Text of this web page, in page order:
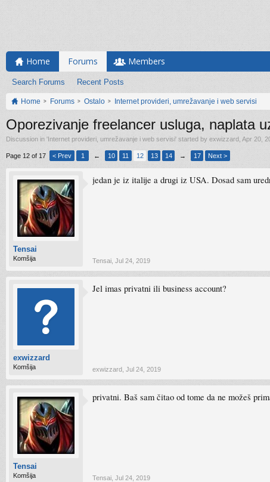
Home Forums
Search Forums Recent Posts
Members
Home Forums Ostalo Internet provideri, umrežavanje i web servisi
Oporezivanje freelancer usluga, naplata
Discussion in 'Internet provideri, umrežavanje i web servisi' started by exwizzard Apr 20,
Page 12 of 17 < Prev 1 ← 10 11 12 13 14 → 17 Next >
Tensai
Komšija
jedan je iz italije a drugi iz USA. Dosad sam
Tensai Jul 24, 2019
exwizzard
Komšija
Jel imas privatni ili business account?
exwizzard Jul 24, 2019
Tensai
Komšija
privatni. Baš sam čitao od tome da ne možeš
Tensai Jul 24, 2019